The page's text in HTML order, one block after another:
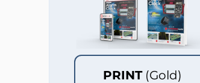
PRINT (Gold)